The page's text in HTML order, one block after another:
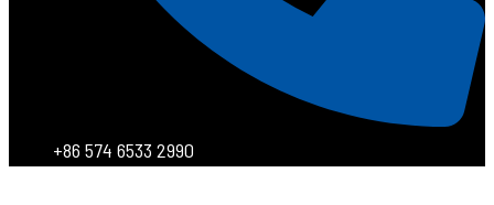
+86 574 6533 2990